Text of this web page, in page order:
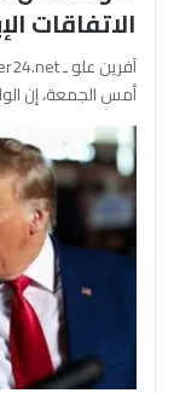
الاتفاقات
أمس الجمعة، إن